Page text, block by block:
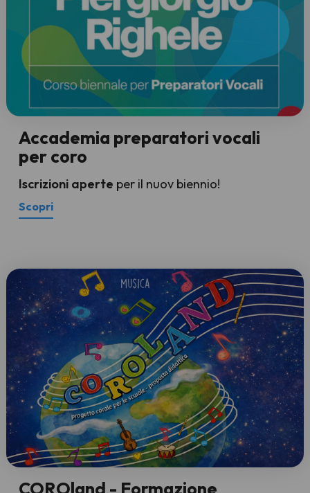
Accademia preparatori vocali
per coro
Iscrizioni aperte per il nuov biennio!
Scopri